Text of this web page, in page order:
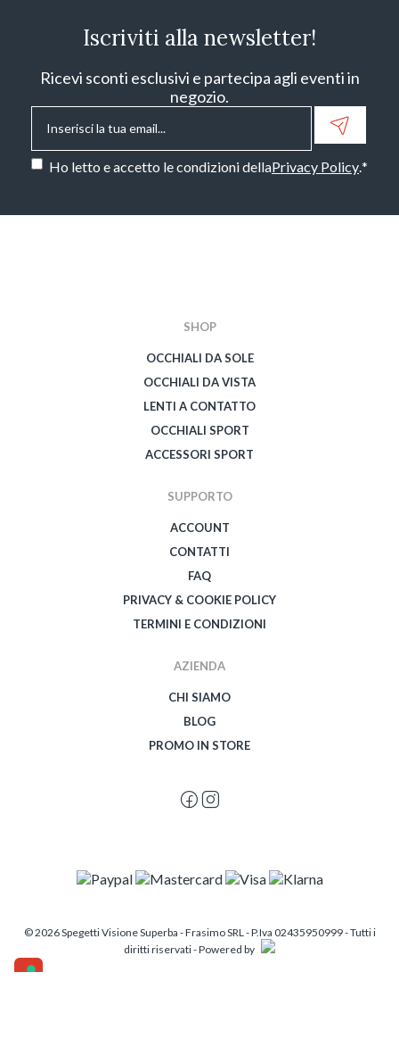
Iscriviti alla newsletter!
Ricevi sconti esclusivi e partecipa agli eventi in
negozio.
Email*
Consenso*
Ho letto e accetto le condizioni dellaPrivacy Policy.*
SHOP
OCCHIALI DA SOLE
OCCHIALI DA VISTA
LENTI A CONTATTO
OCCHIALI SPORT
ACCESSORI SPORT
SUPPORTO
ACCOUNT
CONTATTI
FAQ
PRIVACY & COOKIE POLICY
TERMINI E CONDIZIONI
AZIENDA
CHI SIAMO
BLOG
PROMO IN STORE
© 2026 Spegetti Visione Superba - Frasimo SRL - P.Iva 02435950999 - Tutti i
diritti riservati - Powered by